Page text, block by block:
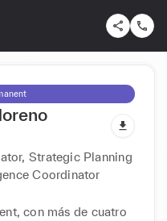
Strategic Planning
Coordinator
con más de cuatro